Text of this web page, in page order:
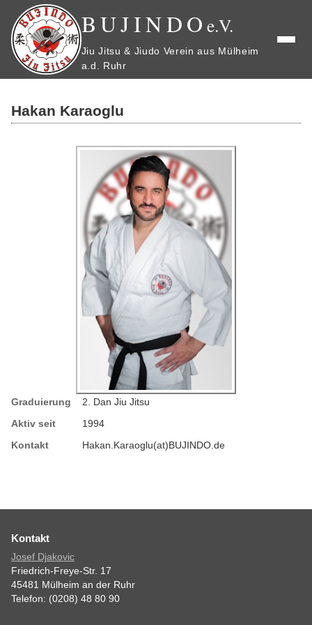
BUJINDOe.V.
Jiu Jitsu & Jiudo Verein aus Mülheim
a.d. Ruhr
Hakan Karaoglu
Graduierung
2. Dan Jiu Jitsu
Aktiv seit
1994
Kontakt
Hakan.Karaoglu(at)BUJINDO.de
Kontakt
Josef Djakovic
Friedrich-Freye-Str. 17
45481 Mülheim an der Ruhr
Telefon: (0208) 48 80 90